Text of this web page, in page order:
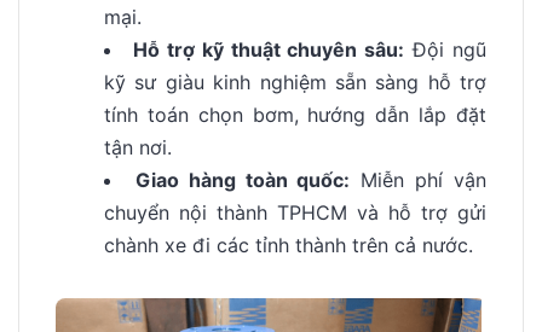
mại.
Hỗ trợ kỹ thuật chuyên sâu: Đội ngũ
kỹ sư giàu kinh nghiệm sẵn sàng hỗ trợ
tính toán chọn bơm, hướng dẫn lắp đặt
tận nơi.
Giao hàng toàn quốc: Miễn phí vận
chuyển nội thành TPHCM và hỗ trợ gửi
chành xe đi các tỉnh thành trên cả nước.